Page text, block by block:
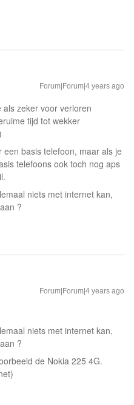
Forum|Forum|4 years ago
zeker voor verloren
tijd tot wekker
basis telefoon, maar als je
telefoons ook toch nog aps
niets met internet kan,
?
Forum|Forum|4 years ago
niets met internet kan,
?
de Nokia 225 4G.